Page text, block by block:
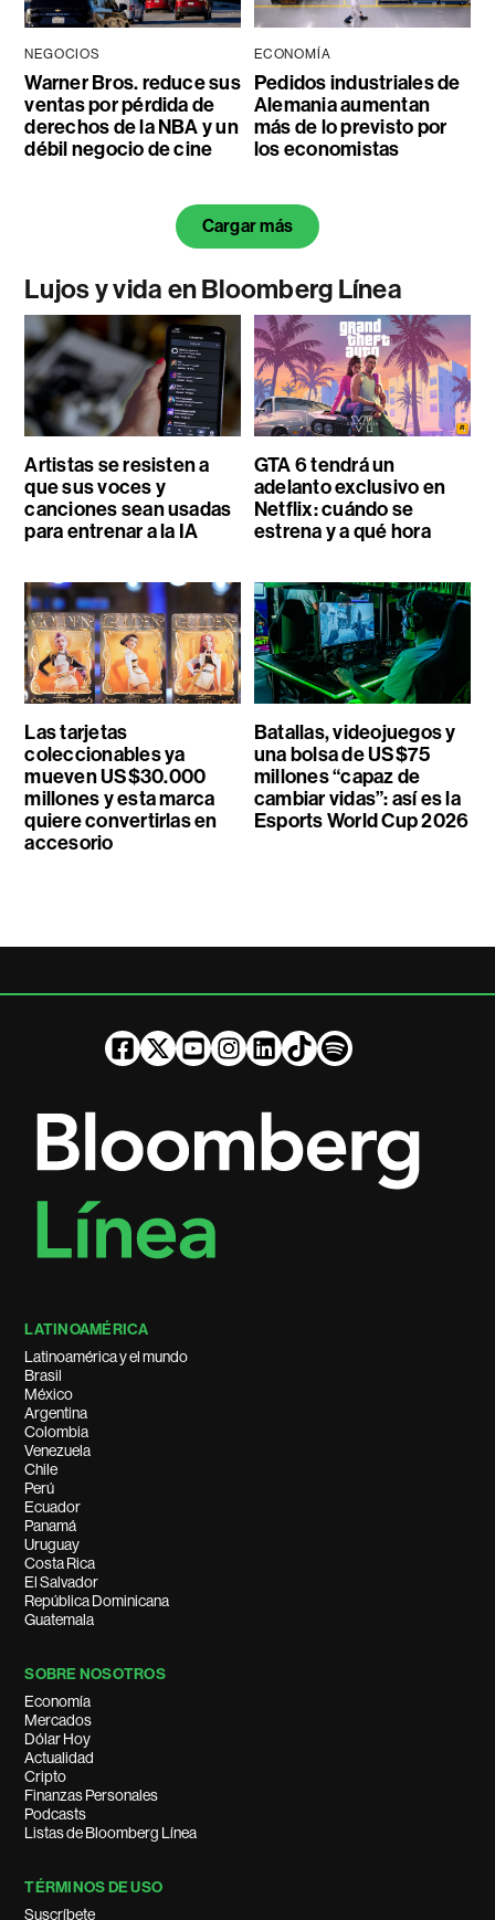
NEGOCIOS
Warner Bros. reduce sus
ventas por pérdida de
derechos de la NBA y un
débil negocio de cine
ECONOMÍA
Pedidos industriales de
Alemania aumentan
más de lo previsto por
los economistas
Cargar más
Lujos y vida en Bloomberg Línea
Artistas se resisten a
que sus voces y
canciones sean usadas
para entrenar a la IA
GTA 6 tendrá un
adelanto exclusivo en
Netflix: cuándo se
estrena y a qué hora
Las tarjetas
coleccionables ya
mueven US$30.000
millones y esta marca
quiere convertirlas en
accesorio
Batallas, videojuegos y
una bolsa de US$75
millones “capaz de
cambiar vidas”: así es la
Esports World Cup 2026
LATINOAMÉRICA
Latinoamérica y el mundo
Brasil
México
Argentina
Colombia
Venezuela
Chile
Perú
Ecuador
Panamá
Uruguay
Costa Rica
El Salvador
República Dominicana
Guatemala
SOBRE NOSOTROS
Economía
Mercados
Dólar Hoy
Actualidad
Cripto
Finanzas Personales
Podcasts
Listas de Bloomberg Línea
TÉRMINOS DE USO
Suscríbete